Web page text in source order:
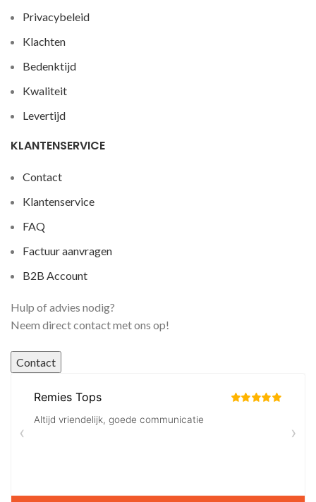
Privacybeleid
Klachten
Bedenktijd
Kwaliteit
Levertijd
KLANTENSERVICE
Contact
Klantenservice
FAQ
Factuur aanvragen
B2B Account
Hulp of advies nodig?
Neem direct contact met ons op!
Contact